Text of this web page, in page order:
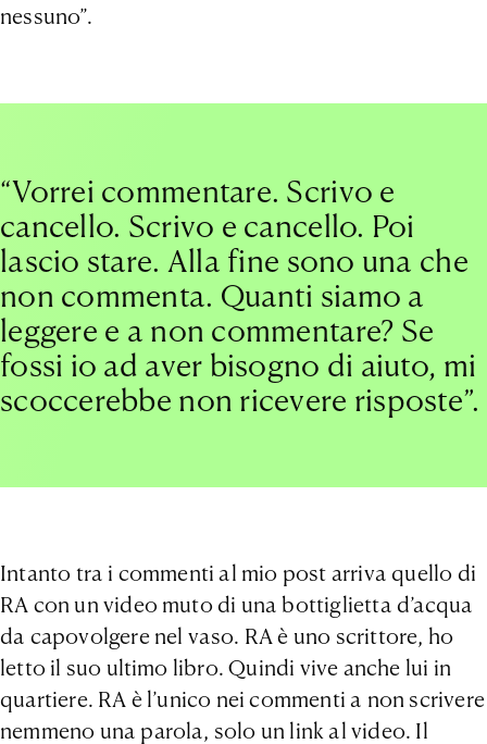
nessuno”.
“Vorrei commentare. Scrivo e
cancello. Scrivo e cancello. Poi
lascio stare. Alla fine sono una che
non commenta. Quanti siamo a
leggere e a non commentare? Se
fossi io ad aver bisogno di aiuto, mi
scoccerebbe non ricevere risposte”.
Intanto tra i commenti al mio post arriva quello di
RA con un video muto di una bottiglietta d’acqua
da capovolgere nel vaso. RA è uno scrittore, ho
letto il suo ultimo libro. Quindi vive anche lui in
quartiere. RA è l’unico nei commenti a non scrivere
nemmeno una parola, solo un link al video. Il